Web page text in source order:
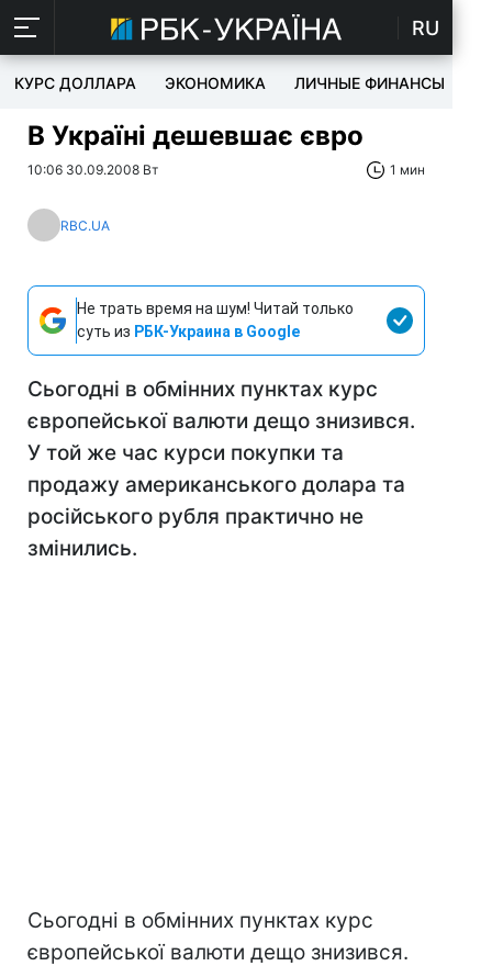
RU
КУРС ДОЛЛАРА ЭКОНОМИКА ЛИЧНЫЕ ФИНАНСЫ
В Україні дешевшає євро
10:06 30.09.2008 Вт 1 мин
RBC.UA
Не трать время на шум! Читай только
суть из РБК-Украина в Google
Сьогодні в обмінних пунктах курс
європейської валюти дещо знизився.
У той же час курси покупки та
продажу американського долара та
російського рубля практично не
змінились.
Сьогодні в обмінних пунктах курс
європейської валюти дещо знизився.